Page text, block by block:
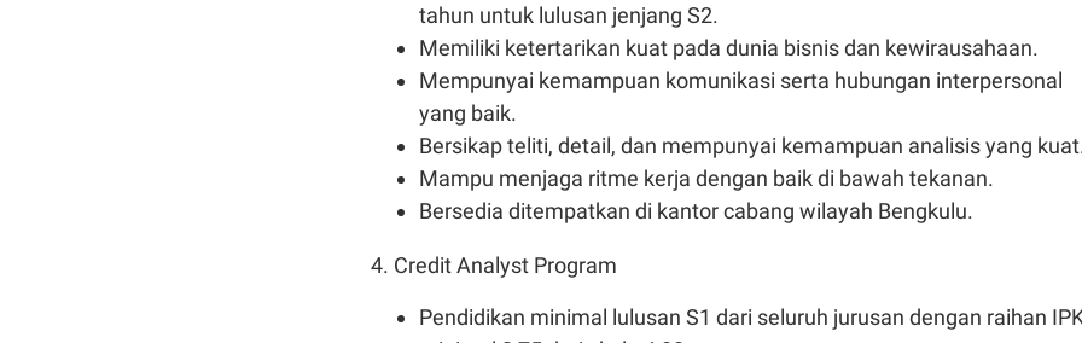
tahun untuk lulusan jenjang S2.
Memiliki ketertarikan kuat pada dunia bisnis dan kewirausahaan.
Mempunyai kemampuan komunikasi serta hubungan interpersonal
yang baik.
Bersikap teliti, detail, dan mempunyai kemampuan analisis yang kuat.
Mampu menjaga ritme kerja dengan baik di bawah tekanan.
Bersedia ditempatkan di kantor cabang wilayah Bengkulu.
4. Credit Analyst Program
Pendidikan minimal lulusan S1 dari seluruh jurusan dengan raihan